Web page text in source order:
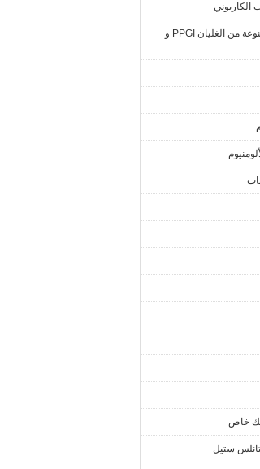
الكاربوني
المنتجات المصنوعة من الغليان PPGI و
خاص
ستيل